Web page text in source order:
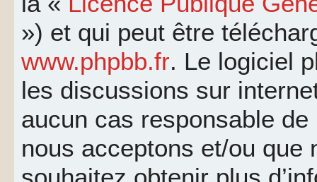
») et qui peut être
www.phpbb.fr. Le logiciel
les discussions sur
aucun cas responsable
nous acceptons et/ou que